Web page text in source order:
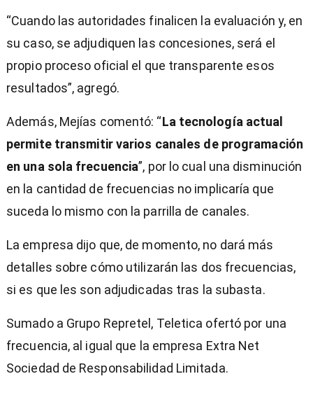
“Cuando las autoridades finalicen la evaluación y, en
su caso, se adjudiquen las concesiones, será el
propio proceso oficial el que transparente esos
resultados”, agregó.
Además, Mejías comentó: “La tecnología actual
permite transmitir varios canales de programación
en una sola frecuencia”, por lo cual una disminución
en la cantidad de frecuencias no implicaría que
suceda lo mismo con la parrilla de canales.
La empresa dijo que, de momento, no dará más
detalles sobre cómo utilizarán las dos frecuencias,
si es que les son adjudicadas tras la subasta.
Sumado a Grupo Repretel, Teletica ofertó por una
frecuencia, al igual que la empresa Extra Net
Sociedad de Responsabilidad Limitada.